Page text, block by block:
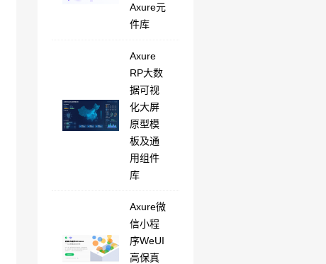
Axure元
件库
Axure
RP大数
据可视
化大屏
原型模
板及通
用组件
库
Axure微
信小程
序WeUI
高保真